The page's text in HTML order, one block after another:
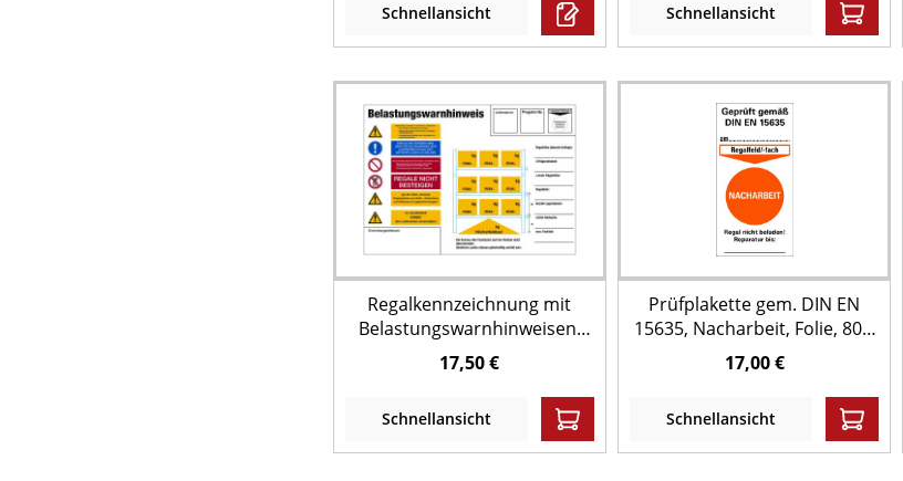
Schnellansicht Schnellansicht
Regalkennzeichnung mit
Belastungswarnhinweisen,
Palettenregal - DIN EN 15635
17,50 €
Schnellansicht
Prüfplakette gem. DIN EN
15635, Nacharbeit, Folie, 80 x
40 mm - Bund = 50 Stk.
17,00 €
Schnellansicht